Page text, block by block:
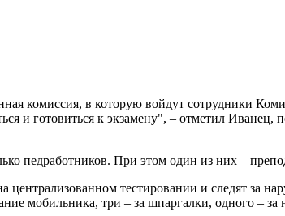
комиссия, в которую войдут сотрудники
и готовиться к экзамену", – отметил
педработников. При этом один из них –
тестировании и следят за
мобильника, три – за шпаргалки, одного – за